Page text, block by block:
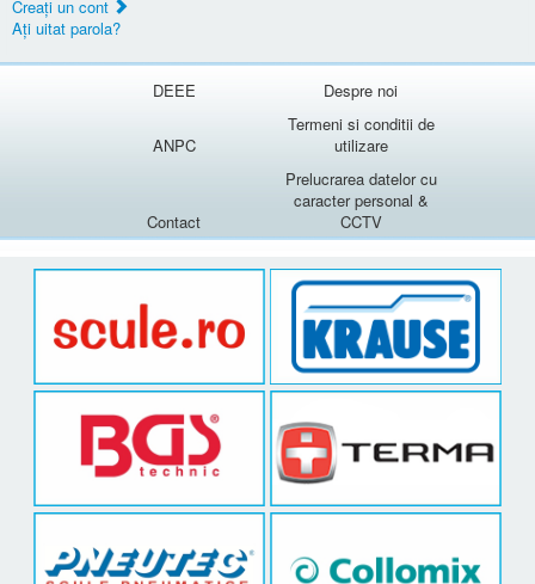
Creaţi un cont
Aţi uitat parola?
DEEE Despre noi
ANPC
Termeni si conditii de
utilizare
Contact
Prelucrarea datelor cu
caracter personal &
CCTV